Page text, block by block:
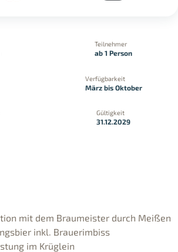
Teilnehmer
ab 1 Person
Verfügbarkeit
März bis Oktober
Gültigkeit
31.12.2029
mit dem Braumeister durch Meißen
inkl. Brauerimbiss
im Krüglein